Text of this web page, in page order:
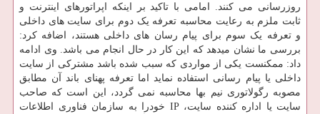
روزرسانی می کنند. امامی با تاکید بر اینکه اپراتورهای اینترنت و
ثابت ملزم به رعایت محاسبه تعرفه یک دوم برای سایت های داخلی
و تعرفه یک سوم برای پیام رسان های داخلی هستند، اضافه کرد:
بررسی ما نشان میدهد که این کار در حال انجام می باشد. وی ادامه
داد: ممکنست یکی از مواردی که سبب شده باشد مشترکی از سایت
داخلی یا پیام رسانی استفاده نماید اما تعرفه پهنای باند آن مطابق
مصوبه رگولاتوری نیم بها محاسبه نمی گردد، این است که صاحب
سایت یا اداره کننده سایت، IP خودرا به سازمان فناوری اطلاعات